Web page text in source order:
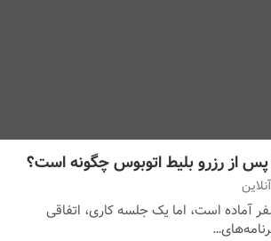
پس از رزرو بلیط اتوبوس چگونه است؟
آماده است، اما یک جلسه کاری، اتفاقی